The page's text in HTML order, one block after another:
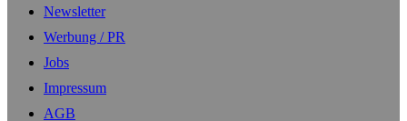
Newsletter
Werbung / PR
Jobs
Impressum
AGB